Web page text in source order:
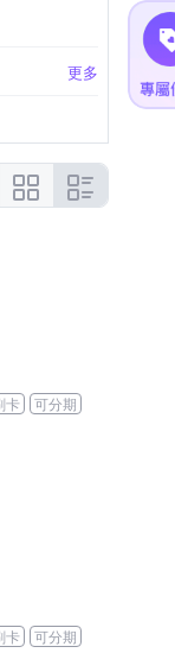
更多
卡
可分期
卡
可分期